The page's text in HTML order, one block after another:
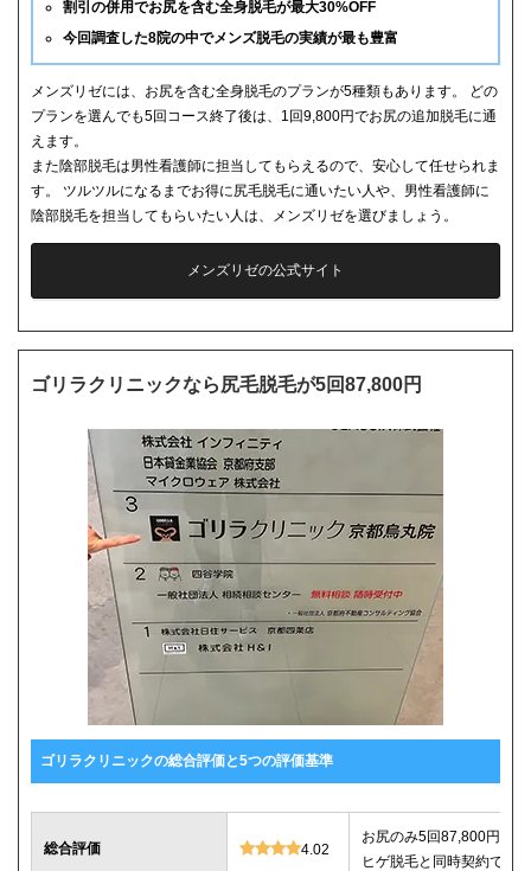
割引の併用でお尻を含む全身脱毛が最大30%OFF
今回調査した8院の中でメンズ脱毛の実績が最も豊富
メンズリゼには、お尻を含む全身脱毛のプランが5種類もあります。 どの
プランを選んでも5回コース終了後は、1回9,800円でお尻の追加脱毛に通
えます。
また陰部脱毛は男性看護師に担当してもらえるので、安心して任せられま
す。 ツルツルになるまでお得に尻毛脱毛に通いたい人や、男性看護師に
陰部脱毛を担当してもらいたい人は、メンズリゼを選びましょう。
メンズリゼの公式サイト
ゴリラクリニックなら尻毛脱毛が5回87,800円
ゴリラクリニックの総合評価と5つの評価基準
総合評価 4.02
お尻のみ5回87,800円、
ヒゲ脱毛と同時契約で